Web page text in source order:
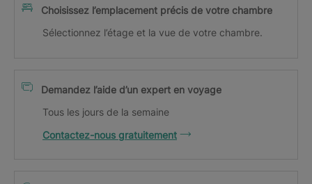
Choisissez l’emplacement précis de votre chambre
Sélectionnez l’étage et la vue de votre chambre.
Demandez l’aide d’un expert en voyage
Tous les jours de la semaine
Contactez-nous gratuitement